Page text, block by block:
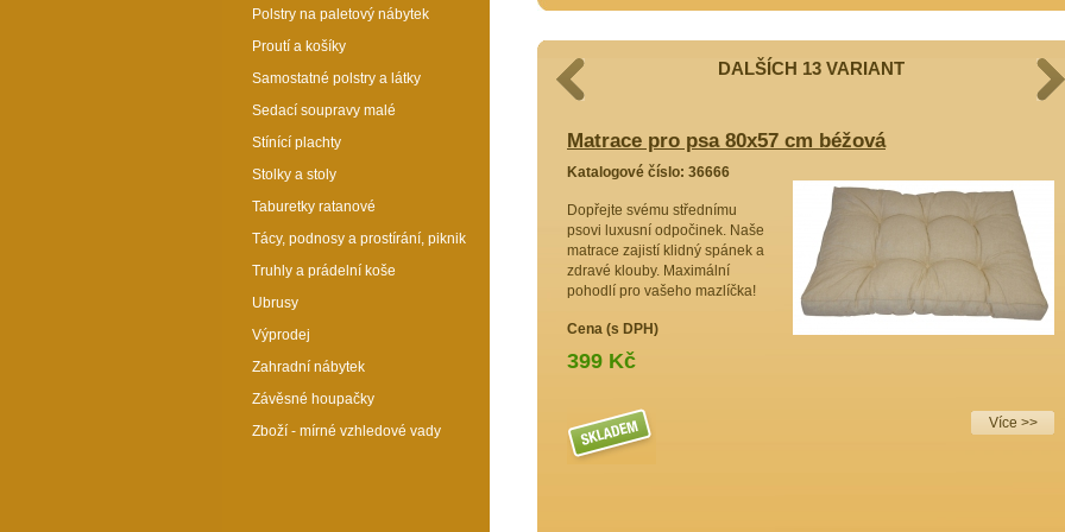
DALŠÍCH 13 VARIANT
Matrace pro psa 80x57 cm žlutá
spánek a pohodlí. Náš pelíšek
ideální pro zdravý odpočinek.
Kvalitní spánek = šťastný pes!
Matrace pro psa 80x57 cm béžová
Katalogové číslo: 36666
Dopřejte svému střednímu
psovi luxusní odpočinek. Naše
matrace zajistí klidný spánek a
zdravé klouby. Maximální
pohodlí pro vašeho mazlíčka!
Cena (s DPH)
399 Kč
Více >>
Polstry na paletový nábytek
Proutí a košíky
Samostatné polstry a látky
Sedací soupravy malé
Stínící plachty
Stolky a stoly
Taburetky ratanové
Tácy, podnosy a prostírání, piknik
Truhly a prádelní koše
Ubrusy
Výprodej
Zahradní nábytek
Závěsné houpačky
Zboží - mírné vzhledové vady